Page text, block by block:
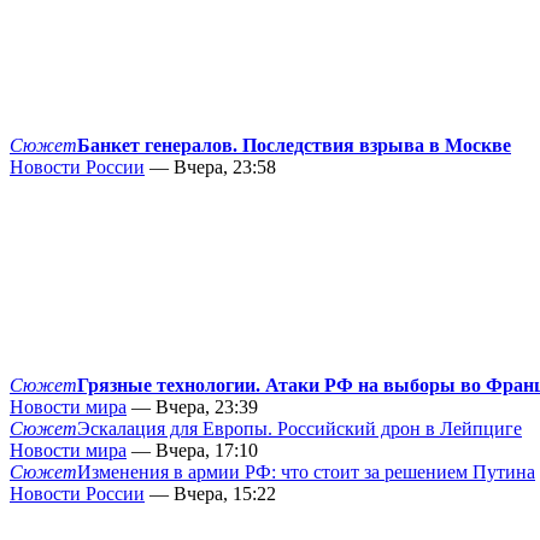
СюжетБанкет генералов. Последствия взрыва в Москве
Новости России — Вчера, 23:58
СюжетГрязные технологии. Атаки РФ на выборы во
Новости мира — Вчера, 23:39
СюжетЭскалация для Европы. Российский дрон в Лейпциге
Новости мира — Вчера, 17:10
СюжетИзменения в армии РФ: что стоит за решением Путина
Новости России — Вчера, 15:22